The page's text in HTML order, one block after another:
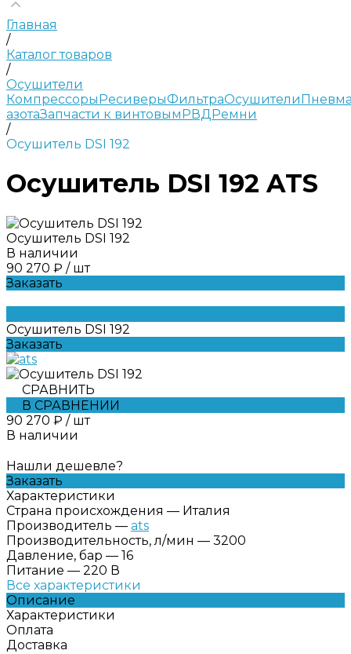
Главная
/
Каталог товаров
/
Осушители
КомпрессорыРесиверыФильтраОсушители
азотаЗапчасти к винтовымРВДРемни
/
Осушитель DSI 192
Осушитель DSI 192 ATS
Осушитель DSI 192
В наличии
90 270 ₽ / шт
Заказать
Осушитель DSI 192
Заказать
СРАВНИТЬ
В СРАВНЕНИИ
90 270 ₽ / шт
В наличии
Нашли дешевле?
Заказать
Характеристики
Страна происхождения — Италия
Производитель — ats
Производительность, л/мин — 3200
Давление, бар — 16
Питание — 220 В
Все характеристики
Описание
Характеристики
Оплата
Доставка